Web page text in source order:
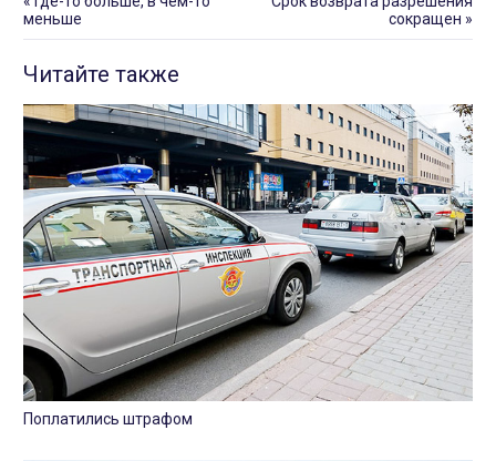
меньше
сокращен »
Читайте также
Поплатились штрафом